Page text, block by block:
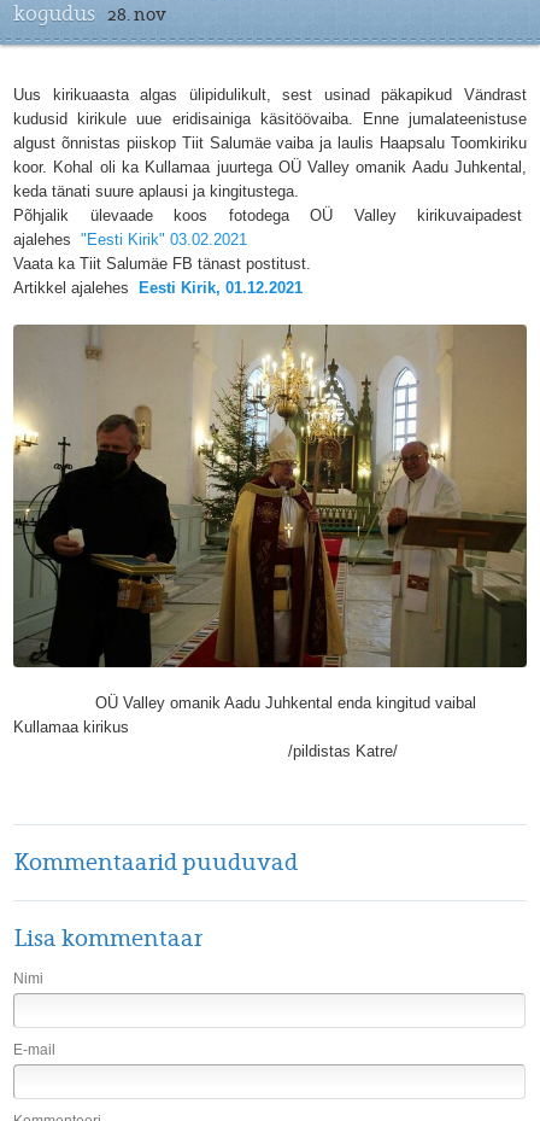
kogudus 28. nov
Uus kirikuaasta algas ülipidulikult, sest usinad päkapikud Vändrast
kudusid kirikule uue eridisainiga käsitöövaiba. Enne jumalateenistuse
algust õnnistas piiskop Tiit Salumäe vaiba ja laulis Haapsalu Toomkiriku
koor. Kohal oli ka Kullamaa juurtega OÜ Valley omanik Aadu Juhkental,
keda tänati suure aplausi ja kingitustega.
Põhjalik ülevaade koos fotodega OÜ Valley kirikuvaipadest
ajalehes "Eesti Kirik" 03.02.2021
Vaata ka Tiit Salumäe FB tänast postitust.
Artikkel ajalehes
Eesti Kirik, 01.12.2021
OÜ Valley omanik Aadu Juhkental enda kingitud vaibal
Kullamaa kirikus
/pildistas Katre/
Kommentaarid puuduvad
Lisa kommentaar
Nimi
E-mail